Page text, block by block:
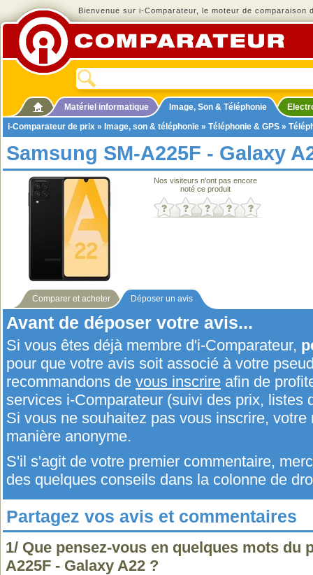
Bienvenue sur i-Comparateur, le moteur de comparaison
Matériel informatique Image, Son & Téléphonie
i-Comparateur de prix » Image, son & téléphonie » Téléphonie & GPS »
Samsung SM-A225F - Galaxy
Nos visiteurs n'ont pas encore
noté ce produit
Comparer et acheter Déposer un avis
Avant de déposer votre avis...
Si vous êtes déjà membre d'i-Comparateur,
pour que votre avis soit associé à votre
recommandons de vous inscrire afin de
services i-Comparateur (suivi des prix, listes
Si vous ne souhaitez pas vous inscrire,
manière anonyme.
S'il s'agit de votre premier commentaire,
des quelques conseils dans la colonne de
Partagez vos avis et commentaires
1/ Que pensez-vous en quelques mots du
A225F - Galaxy A22 ?